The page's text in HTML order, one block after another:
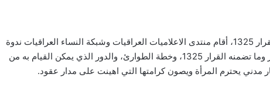
بمناسبة الذكرى الخامسة عشرة لصدور القرار 1325، أقام منتدى الاعلاميات العراقيات وشبكة النساء العراقيات ندوة
موسعة بشأن تبوؤ المرأة مراكز صنع القرار وما تضمنه القرار 1325، وخطة الطوارئ، والدور الذي يمكن القيام به من
يحترم المرأة ويصون كرامتها التي اهينت على مدار عقود.